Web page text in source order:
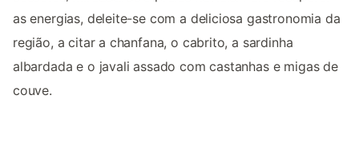
as energias, deleite-se com a deliciosa gastronomia da
região, a citar a chanfana, o cabrito, a sardinha
albardada e o javali assado com castanhas e migas de
couve.